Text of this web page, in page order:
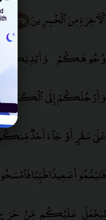
ٱلْءَاخِرَةِ مِنَ ٱلْخَٰسِرِينَ ﴿٥﴾
وُجُوهَكُمْ وَأَيْدِيَكُمْ
وَأَرْجُلَكُمْ إِلَى ٱلْكَعْبَيْنِ
عَلَىٰ سَفَرٍ أَوْ جَآءَ أَحَدٌۭ مِّنكُم
فَتَيَمَّمُوا۟ صَعِيدًۭا طَيِّبًۭا
لِيَجْعَلَ عَلَيْكُم مِّنْ حَرَجٍۢ